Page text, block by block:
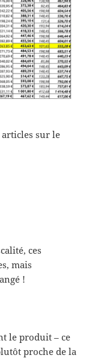
sur le
ces
mais
!
le produit – ce
proche de la